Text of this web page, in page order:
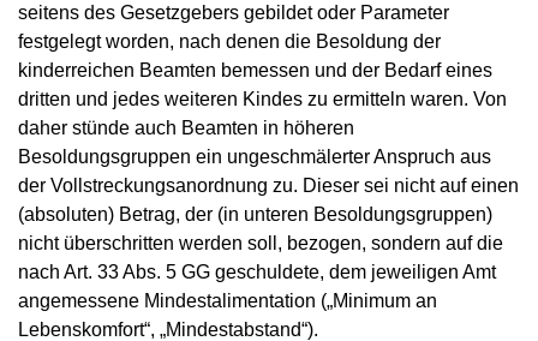
seitens des Gesetzgebers gebildet oder Parameter
festgelegt worden, nach denen die Besoldung der
kinderreichen Beamten bemessen und der Bedarf eines
dritten und jedes weiteren Kindes zu ermitteln waren. Von
daher stünde auch Beamten in höheren
Besoldungsgruppen ein ungeschmälerter Anspruch aus
der Vollstreckungsanordnung zu. Dieser sei nicht auf einen
(absoluten) Betrag, der (in unteren Besoldungsgruppen)
nicht überschritten werden soll, bezogen, sondern auf die
nach Art. 33 Abs. 5 GG geschuldete, dem jeweiligen Amt
angemessene Mindestalimentation („Minimum an
Lebenskomfort“, „Mindestabstand“).